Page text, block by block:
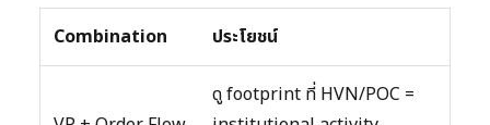
Combination ประโยชน์
ดู footprint ที่ HVN/POC =